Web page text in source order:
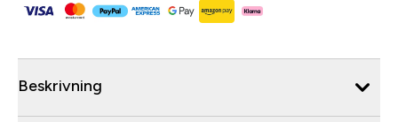
Beskrivning